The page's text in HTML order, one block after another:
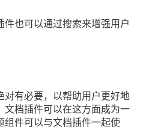
件也可以通过搜索来增强用户
对有必要，以帮助用户更好地
文档插件可以在这方面成为一
组件可以与文档插件一起使